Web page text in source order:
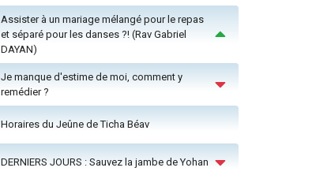
Assister à un mariage mélangé pour le repas
et séparé pour les danses ?! (Rav Gabriel
DAYAN)
Je manque d'estime de moi, comment y
remédier ?
Horaires du Jeûne de Ticha Béav
DERNIERS JOURS : Sauvez la jambe de Yohan